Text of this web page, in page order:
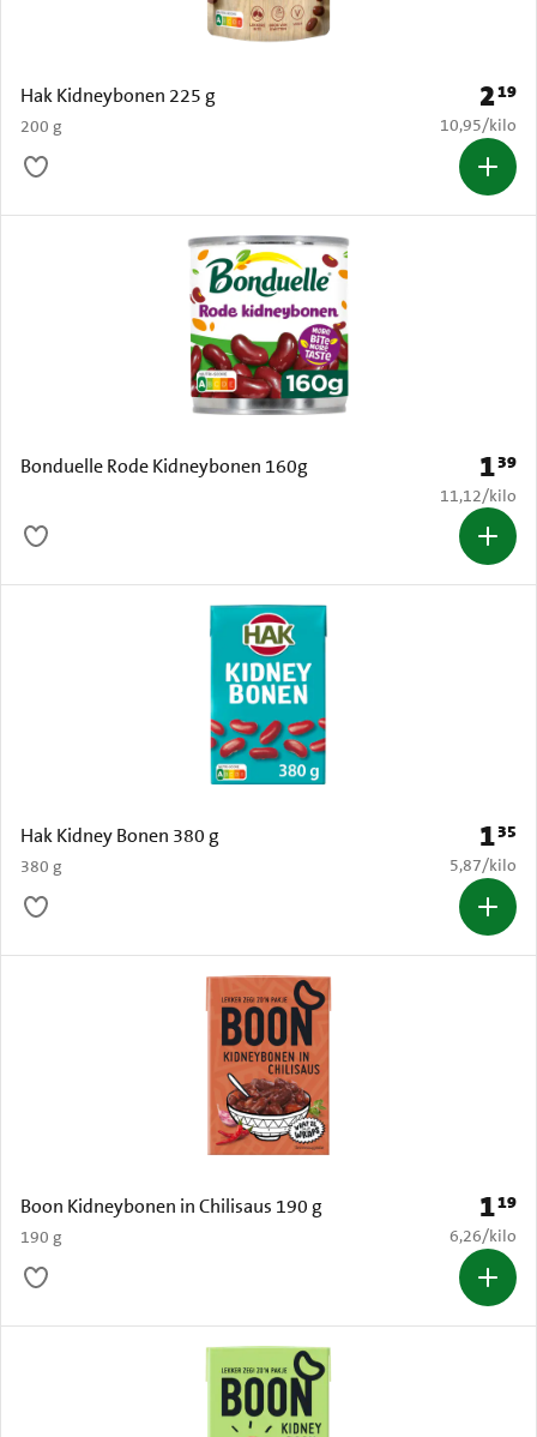
Hak Kidneybonen 225 g
200 g
Prijs:
219
€ 10,95 per
10,95/kilo
Bonduelle Rode Kidneybonen 160g Prijs:
139
€ 11,12 per
11,12/kilo
Hak Kidney Bonen 380 g
380 g
Prijs:
135
€ 5,87 per
5,87/kilo
Boon Kidneybonen in Chilisaus 190 g
190 g
Prijs:
119
€ 6,26 per
6,26/kilo